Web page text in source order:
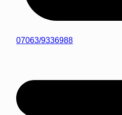
07063/9336988